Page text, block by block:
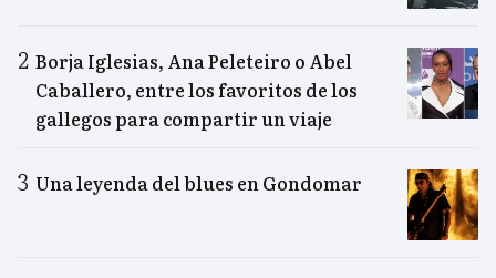
Borja Iglesias, Ana Peleteiro o Abel
Caballero, entre los favoritos de los
gallegos para compartir un viaje
Una leyenda del blues en Gondomar